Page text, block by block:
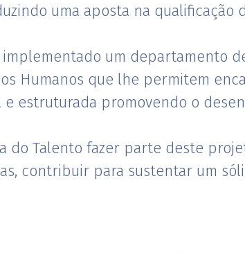
uma aposta na qualificação
um departamento
Humanos que lhe permitem
estruturada promovendo o
do Talento fazer parte deste
contribuir para sustentar um